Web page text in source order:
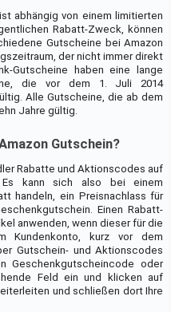
abhängig von einem limitierten
Rabatt-Zweck, können
Gutscheine bei Amazon
der nicht immer direkt
Gutscheine haben eine lange
die vor dem 1. Juli 2014
Alle Gutscheine, die ab dem
Jahre gültig.
Gutschein?
Rabatte und Aktionscodes auf
Es kann sich also bei einem
handeln, ein Preisnachlass für
Einen Rabatt-
anwenden, wenn dieser für die
Kundenkonto, kurz vor dem
Gutschein- und Aktionscodes
Geschenkgutscheincode oder
Feld ein und klicken auf
und schließen dort Ihre